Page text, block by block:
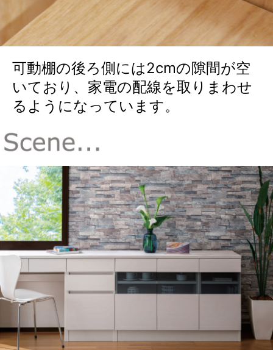
可動棚の後ろ側には2cmの隙間が空
いており、家電の配線を取りまわせ
るようになっています。